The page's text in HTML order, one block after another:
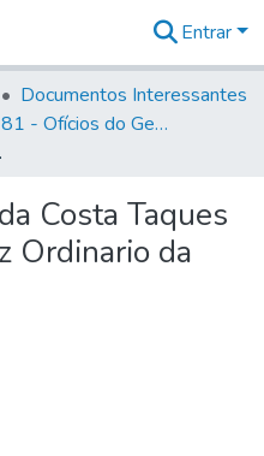
na
Entrar
Documentos Interessantes
Volume 81 - Ofícios do General Martim Lopes de Saldanha (Governador da Capitania)
de Ytú.
Costa Taques
Ordinario da